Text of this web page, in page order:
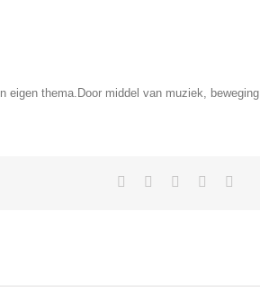
eigen thema.Door middel van muziek, beweging